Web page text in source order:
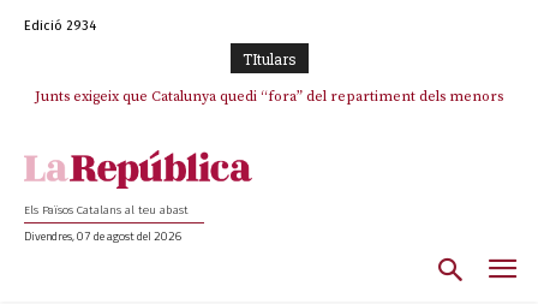
Edició 2934
TItulars
Junts exigeix que Catalunya quedi “fora” del repartiment dels menors
Junqueras demana a l’Estat que assumeixi “responsabilitats” pel “drama
Els Països Catalans al teu abast
Divendres, 07 de agost del 2026